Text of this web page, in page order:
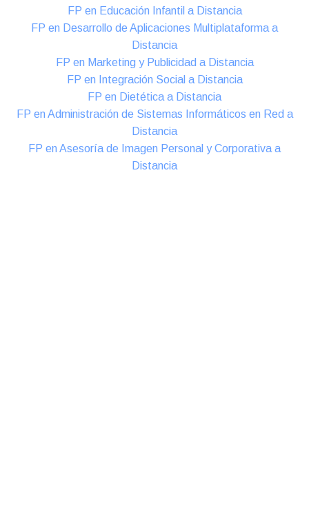
FP en Educación Infantil a Distancia
FP en Desarrollo de Aplicaciones Multiplataforma a
Distancia
FP en Marketing y Publicidad a Distancia
FP en Integración Social a Distancia
FP en Dietética a Distancia
FP en Administración de Sistemas Informáticos en Red a
Distancia
FP en Asesoría de Imagen Personal y Corporativa a
Distancia